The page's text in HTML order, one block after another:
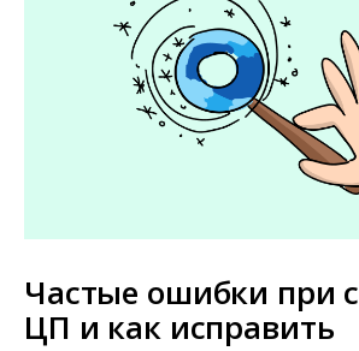
Частые ошибки при
ЦП и как исправить